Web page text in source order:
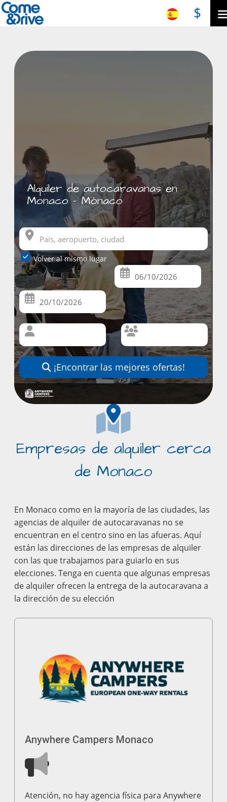
$
Alquiler de autocaravanas en
Monaco - Mónaco
Volver al mismo lugar
¡Encontrar las mejores ofertas!
Empresas de alquiler cerca
de Monaco
En Monaco como en la mayoría de las ciudades, las
agencias de alquiler de autocaravanas no se
encuentran en el centro sino en las afueras. Aquí
están las direcciones de las empresas de alquiler
con las que trabajamos para guiarlo en sus
elecciones. Tenga en cuenta que algunas empresas
de alquiler ofrecen la entrega de la autocaravana a
la dirección de su elección
Anywhere Campers Monaco
Atención, no hay agencia física para Anywhere